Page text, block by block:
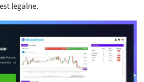
legalne.